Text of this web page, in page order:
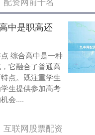
中是职高还
综合高中是一种
它融合了普通高
点。既注重学生
生提供参加高考
会....
互联网股票配资